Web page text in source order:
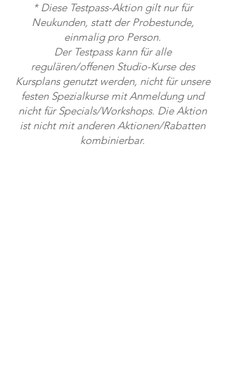
* Diese Testpass-Aktion gilt nur für
Neukunden, statt der Probestunde,
einmalig pro Person.
Der Testpass kann für alle
regulären/offenen Studio-Kurse des
Kursplans genutzt werden, nicht für unsere
festen Spezialkurse mit Anmeldung und
nicht für Specials/Workshops. Die Aktion
ist nicht mit anderen Aktionen/Rabatten
kombinierbar.